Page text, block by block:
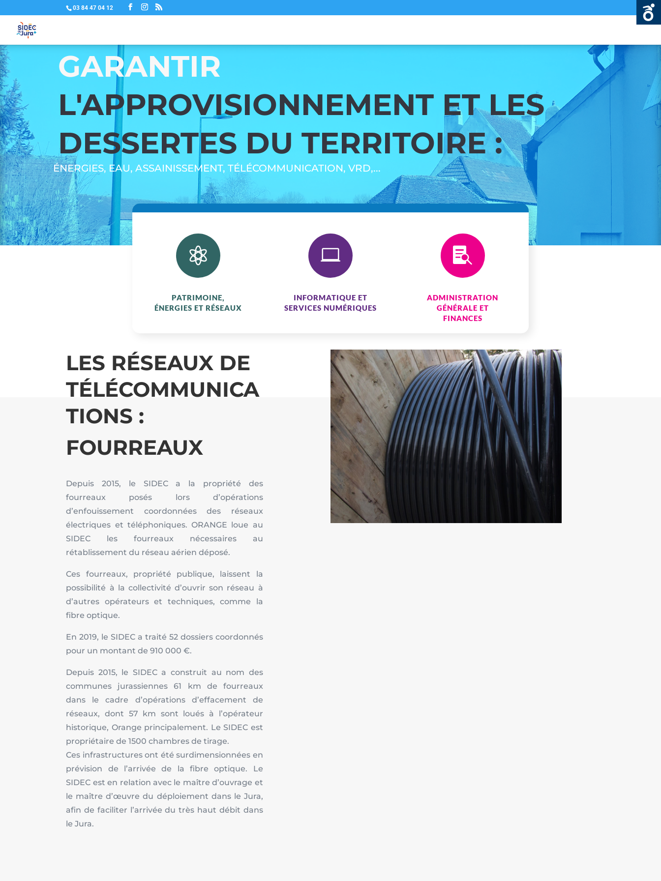
03 84 47 04 12
GARANTIR
L'APPROVISIONNEMENT ET LES
DESSERTES DU TERRITOIRE :
ÉNERGIES, EAU, ASSAINISSEMENT, TÉLÉCOMMUNICATION, VRD,...

PATRIMOINE,
ÉNERGIES ET RÉSEAUX

INFORMATIQUE ET
SERVICES NUMÉRIQUES

ADMINISTRATION
GÉNÉRALE ET
FINANCES
LES RÉSEAUX DE
TÉLÉCOMMUNICA
TIONS :
FOURREAUX
Depuis 2015, le SIDEC a la propriété des
fourreaux posés lors d’opérations
d’enfouissement coordonnées des réseaux
électriques et téléphoniques. ORANGE loue au
SIDEC les fourreaux nécessaires au
rétablissement du réseau aérien déposé.
Ces fourreaux, propriété publique, laissent la
possibilité à la collectivité d’ouvrir son réseau à
d’autres opérateurs et techniques, comme la
fibre optique.
En 2019, le SIDEC a traité 52 dossiers coordonnés
pour un montant de 910 000 €.
Depuis 2015, le SIDEC a construit au nom des
communes jurassiennes 61 km de fourreaux
dans le cadre d’opérations d’effacement de
réseaux, dont 57 km sont loués à l’opérateur
historique, Orange principalement. Le SIDEC est
propriétaire de 1500 chambres de tirage.
Ces infrastructures ont été surdimensionnées en
prévision de l’arrivée de la fibre optique. Le
SIDEC est en relation avec le maître d’ouvrage et
le maître d’œuvre du déploiement dans le Jura,
afin de faciliter l’arrivée du très haut débit dans
le Jura.